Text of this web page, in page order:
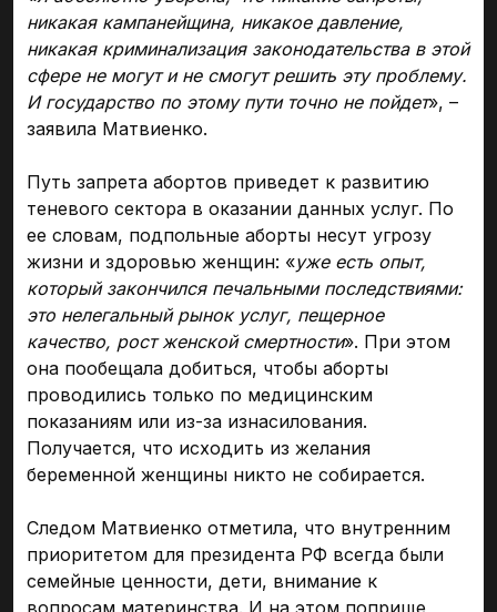
никакая кампанейщина, никакое давление,
никакая криминализация законодательства в этой
сфере не могут и не смогут решить эту проблему.
И государство по этому пути точно не пойдет», –
заявила Матвиенко.
Путь запрета абортов приведет к развитию
теневого сектора в оказании данных услуг. По
ее словам, подпольные аборты несут угрозу
жизни и здоровью женщин: «уже есть опыт,
который закончился печальными последствиями:
это нелегальный рынок услуг, пещерное
качество, рост женской смертности». При этом
она пообещала добиться, чтобы аборты
проводились только по медицинским
показаниям или из-за изнасилования.
Получается, что исходить из желания
беременной женщины никто не собирается.
Следом Матвиенко отметила, что внутренним
приоритетом для президента РФ всегда были
семейные ценности, дети, внимание к
вопросам материнства. И на этом поприще